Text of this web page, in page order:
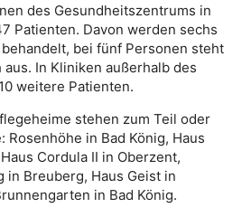
des Gesundheitszentrums in
Patienten. Davon werden sechs
bei fünf Personen steht
In Kliniken außerhalb des
weitere Patienten.
stehen zum Teil oder
Rosenhöhe in Bad König, Haus
Cordula II in Oberzent,
in Breuberg, Haus Geist in
in Bad König.